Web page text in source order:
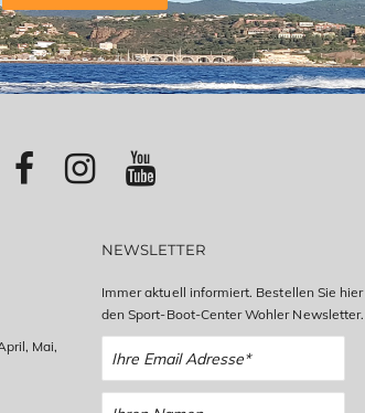
Mai,
NEWSLETTER
Immer aktuell informiert. Bestellen Sie hier
den Sport-Boot-Center Wohler Newsletter.